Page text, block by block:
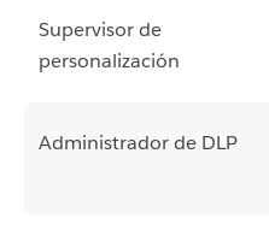
Supervisor de
personalización
Administrador de DLP